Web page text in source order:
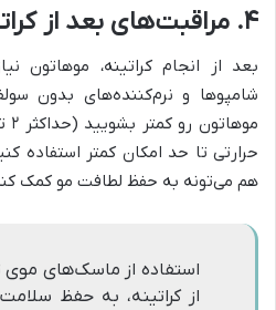
۴. مراقبت‌های بعد از کراتینه را جدی بگیرید
بعد از انجام کراتینه، موهاتون
شامپوها و نرم‌کننده‌های بدون
حرارتی تا حد امکان کمتر استفاده
هم می‌تونه به حفظ لطافت مو کمک
استفاده از ماسک‌های
از کراتینه، به حفظ